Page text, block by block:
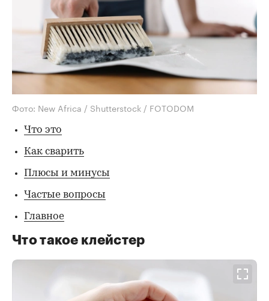
Фото: New Africa / Shutterstock / FOTODOM
Что это
Как сварить
Плюсы и минусы
Частые вопросы
Главное
Что такое клейстер